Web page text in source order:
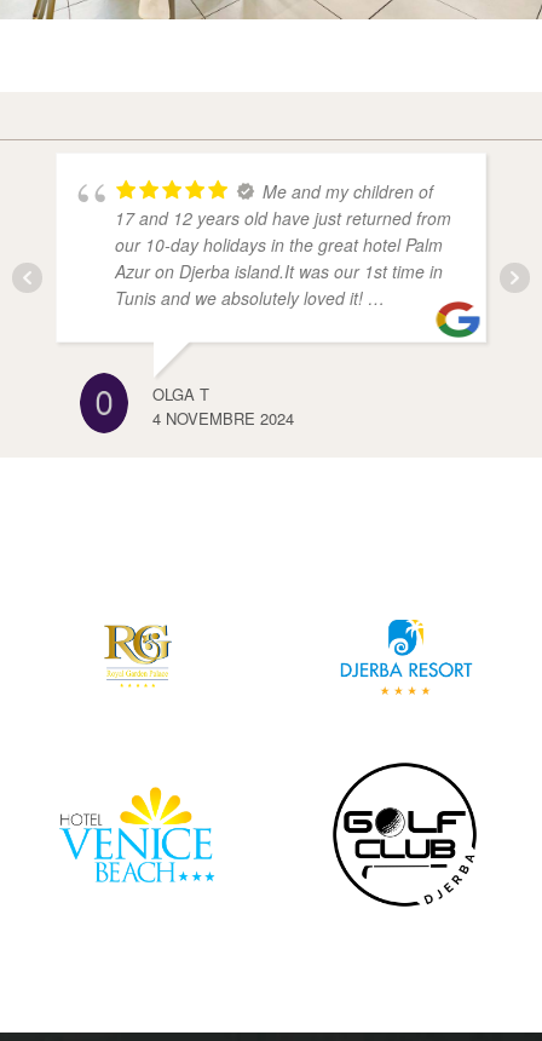
Me and my children of
17 and 12 years old have just returned from
our 10-day holidays in the great hotel Palm
Azur on Djerba island.It was our 1st time in
Tunis and we absolutely loved it! …
OLGA T
4 NOVEMBRE 2024